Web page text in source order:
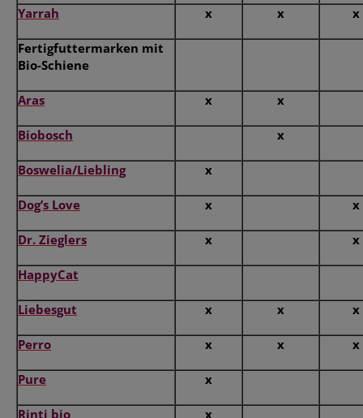
Yarrah x x x
Fertigfuttermarken mit
Bio-Schiene
Aras x x
Biobosch x
Boswelia/Liebling x
Dog’s Love x x
Dr. Zieglers x x
HappyCat
Liebesgut x x x
Perro x x x
Pure x
Rinti bio x